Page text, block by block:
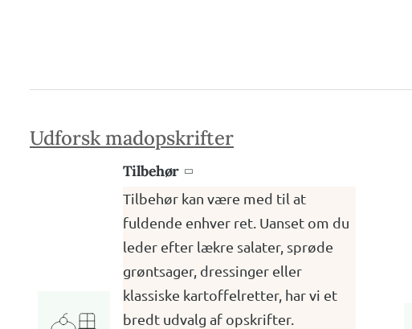
Udforsk madopskrifter
Tilbehør 
Tilbehør kan være med til at
fuldende enhver ret. Uanset om du
leder efter lækre salater, sprøde
grøntsager, dressinger eller
klassiske kartoffelretter, har vi et
bredt udvalg af opskrifter.